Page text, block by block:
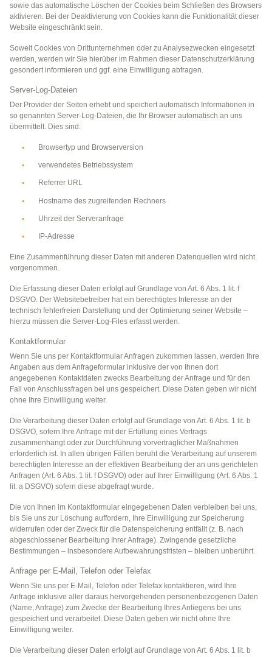
sowie das automatische Löschen der Cookies beim Schließen des Browsers
aktivieren. Bei der Deaktivierung von Cookies kann die Funktionalität dieser
Website eingeschränkt sein.
Soweit Cookies von Drittunternehmen oder zu Analysezwecken eingesetzt
werden, werden wir Sie hierüber im Rahmen dieser Datenschutzerklärung
gesondert informieren und ggf. eine Einwilligung abfragen.
Server-Log-Dateien
Der Provider der Seiten erhebt und speichert automatisch Informationen in
so genannten Server-Log-Dateien, die Ihr Browser automatisch an uns
übermittelt. Dies sind:
Browsertyp und Browserversion
verwendetes Betriebssystem
Referrer URL
Hostname des zugreifenden Rechners
Uhrzeit der Serveranfrage
IP-Adresse
Eine Zusammenführung dieser Daten mit anderen Datenquellen wird nicht
vorgenommen.
Die Erfassung dieser Daten erfolgt auf Grundlage von Art. 6 Abs. 1 lit. f
DSGVO. Der Websitebetreiber hat ein berechtigtes Interesse an der
technisch fehlerfreien Darstellung und der Optimierung seiner Website –
hierzu müssen die Server-Log-Files erfasst werden.
Kontaktformular
Wenn Sie uns per Kontaktformular Anfragen zukommen lassen, werden Ihre
Angaben aus dem Anfrageformular inklusive der von Ihnen dort
angegebenen Kontaktdaten zwecks Bearbeitung der Anfrage und für den
Fall von Anschlussfragen bei uns gespeichert. Diese Daten geben wir nicht
ohne Ihre Einwilligung weiter.
Die Verarbeitung dieser Daten erfolgt auf Grundlage von Art. 6 Abs. 1 lit. b
DSGVO, sofern Ihre Anfrage mit der Erfüllung eines Vertrags
zusammenhängt oder zur Durchführung vorvertraglicher Maßnahmen
erforderlich ist. In allen übrigen Fällen beruht die Verarbeitung auf unserem
berechtigten Interesse an der effektiven Bearbeitung der an uns gerichteten
Anfragen (Art. 6 Abs. 1 lit. f DSGVO) oder auf Ihrer Einwilligung (Art. 6 Abs. 1
lit. a DSGVO) sofern diese abgefragt wurde.
Die von Ihnen im Kontaktformular eingegebenen Daten verbleiben bei uns,
bis Sie uns zur Löschung auffordern, Ihre Einwilligung zur Speicherung
widerrufen oder der Zweck für die Datenspeicherung entfällt (z. B. nach
abgeschlossener Bearbeitung Ihrer Anfrage). Zwingende gesetzliche
Bestimmungen – insbesondere Aufbewahrungsfristen – bleiben unberührt.
Anfrage per E-Mail, Telefon oder Telefax
Wenn Sie uns per E-Mail, Telefon oder Telefax kontaktieren, wird Ihre
Anfrage inklusive aller daraus hervorgehenden personenbezogenen Daten
(Name, Anfrage) zum Zwecke der Bearbeitung Ihres Anliegens bei uns
gespeichert und verarbeitet. Diese Daten geben wir nicht ohne Ihre
Einwilligung weiter.
Die Verarbeitung dieser Daten erfolgt auf Grundlage von Art. 6 Abs. 1 lit. b